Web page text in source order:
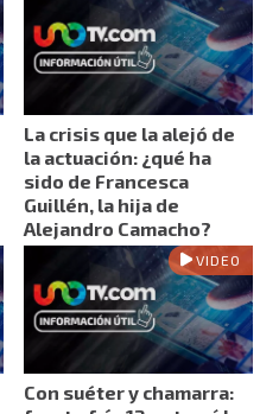
La crisis que la alejó de
la actuación: ¿qué ha
sido de Francesca
Guillén, la hija de
Alejandro Camacho?
VIDEO
Con suéter y chamarra: